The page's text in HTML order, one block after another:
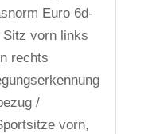
Euro 6d-
Sitz vorn links
rechts
/
vorn,